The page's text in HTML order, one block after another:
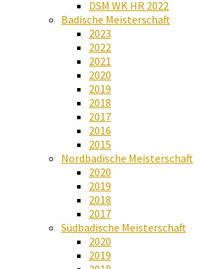
DSM WK HR 2022
Badische Meisterschaft
2023
2022
2021
2020
2019
2018
2017
2016
2015
Nordbadische Meisterschaft
2020
2019
2018
2017
Südbadische Meisterschaft
2020
2019